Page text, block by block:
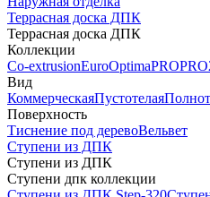
Террасная доска ДПК
Террасная доска ДПК
Коллекции
Co-extrusionEuroOptimaPRO
Вид
КоммерческаяПустотелая
Поверхность
Тиснение под деревоВельвет
Ступени из ДПК
Ступени из ДПК
Ступени дпк коллекции